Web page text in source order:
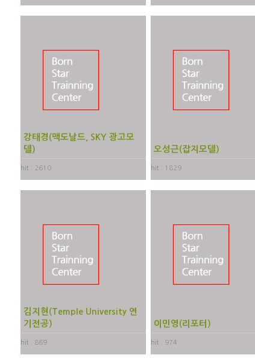
강태경(맥도날드, SKY 광고모
델)
hit : 2610
오성근(잡지모델)
hit : 1829
김지현(Temple University 연
기전공)
hit : 869
이민영(리포터)
hit : 974